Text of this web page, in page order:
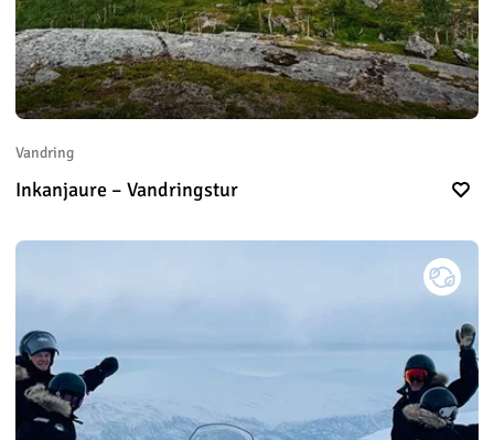
Vandring
Inkanjaure – Vandringstur